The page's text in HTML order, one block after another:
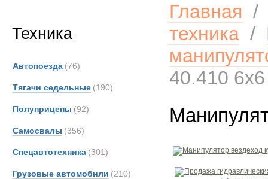
Техника
Автопоезда (76)
Тягачи седельные (190)
Полуприцепы (92)
Самосвалы (356)
Спецавтотехника (301)
Грузовые автомобили (210)
Главная
техника /
40.410 6x6